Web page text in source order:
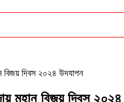
বিজয় দিবস ২০২৪ উদযাপন
মহান বিজয় দিবস